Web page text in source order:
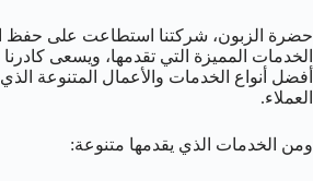
حضرة الزبون، شركتنا استطاعت على حفظ
الخدمات المميزة التي تقدمها، ويسعى كادرنا
أفضل أنواع الخدمات والأعمال المتنوعة
العملاء.
ومن الخدمات الذي يقدمها متنوعة: